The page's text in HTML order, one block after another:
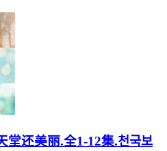
还美丽.全1-12集.천국보